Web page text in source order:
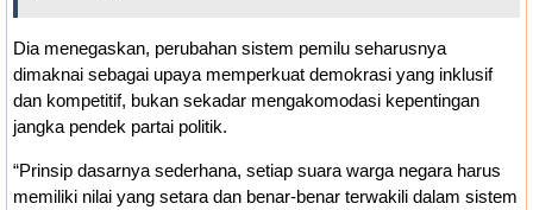
Dia menegaskan, perubahan sistem pemilu seharusnya
dimaknai sebagai upaya memperkuat demokrasi yang inklusif
dan kompetitif, bukan sekadar mengakomodasi kepentingan
jangka pendek partai politik.
“Prinsip dasarnya sederhana, setiap suara warga negara harus
memiliki nilai yang setara dan benar-benar terwakili dalam sistem